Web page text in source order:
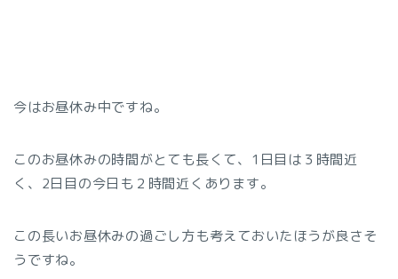
今はお昼休み中ですね。
このお昼休みの時間がとても長くて、1日目は３時間近
く、2日目の今日も２時間近くあります。
この長いお昼休みの過ごし方も考えておいたほうが良さそ
うですね。